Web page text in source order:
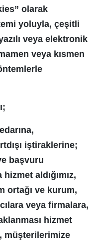
olarak
yoluyla, çeşitli
veya elektronik
veya kısmen
iştiraklerine;
başvuru
aldığımız,
ortağı ve kurum,
veya firmalara,
hizmet
müşterilerimize